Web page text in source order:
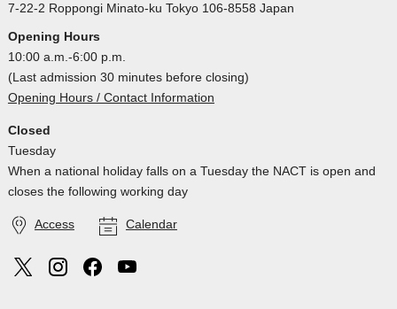
7-22-2 Roppongi Minato-ku Tokyo 106-8558 Japan
Opening Hours
10:00 a.m.-6:00 p.m.
(Last admission 30 minutes before closing)
Opening Hours / Contact Information
Closed
Tuesday
When a national holiday falls on a Tuesday the NACT is open and
closes the following working day
Access Calendar